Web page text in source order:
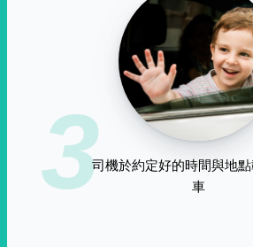
3司機於約定好的時間與地
車